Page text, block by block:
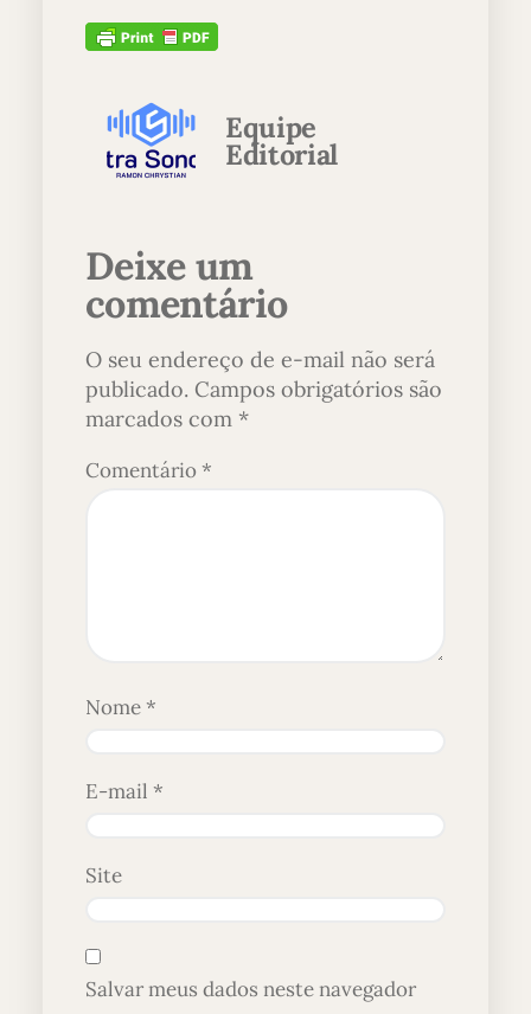
Equipe
Editorial
Deixe um
comentário
O seu endereço de e-mail não será
publicado. Campos obrigatórios são
marcados com *
Comentário*
Nome*
E-mail *
Site
Salvar meus dados neste navegador